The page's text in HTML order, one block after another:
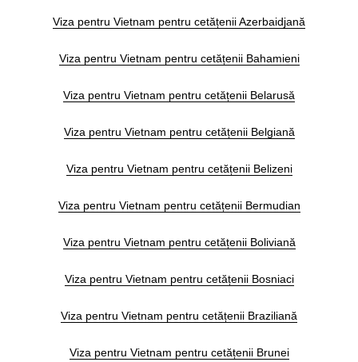
Viza pentru Vietnam pentru cetățenii Azerbaidjană
Viza pentru Vietnam pentru cetățenii Bahamieni
Viza pentru Vietnam pentru cetățenii Belarusă
Viza pentru Vietnam pentru cetățenii Belgiană
Viza pentru Vietnam pentru cetățenii Belizeni
Viza pentru Vietnam pentru cetățenii Bermudian
Viza pentru Vietnam pentru cetățenii Boliviană
Viza pentru Vietnam pentru cetățenii Bosniaci
Viza pentru Vietnam pentru cetățenii Braziliană
Viza pentru Vietnam pentru cetățenii Brunei